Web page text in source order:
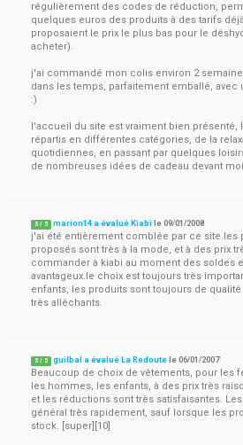
régulièrement des codes de réduction,
quelques euros des produits à des tarifs
proposaient le prix le plus bas pour le
acheter).
j'ai commandé mon colis environ 2
dans les temps, parfaitement emballé, avec
:)
l'accueil du site est vraiment bien présenté,
répartis en différentes catégories, de la
quotidiennes, en passant par quelques
de nombreuses idées de cadeau devant
5 / 5 marion14 a évalué Kiabi le09/01/2008
j'ai été entièrement comblée par ce site.les
proposés sont très à la mode, et à des prix
commander à kiabi au moment des soldes
avantageux.le choix est toujours très
enfants, les produits sont toujours de
très allèchants.
5 / 5 guilbal a évalué La Redoute le06/01/2007
Beaucoup de choix de vêtements, pour les
les hommes, les enfants, à des prix très
et les réductions sont très satisfaisantes.
général très rapidement, sauf lorsque les
stock. [super][10]